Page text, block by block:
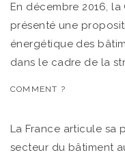
En décembre 2016,
présenté une
énergétique des
dans le cadre de la
COMMENT ?
La France articule sa
secteur du bâtiment